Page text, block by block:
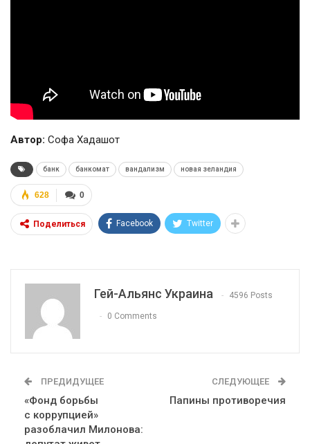
Автор: Софа Хадашот
банк банкомат вандализм новая зеландия
0
628
Поделиться Facebook Twitter
Гей-Альянс Украина 4596 Posts
0 Comments
ПРЕДИДУЩЕЕ
«Фонд борьбы
с коррупцией»
разоблачил Милонова:
СЛЕДУЮЩЕЕ
Папины противоречия